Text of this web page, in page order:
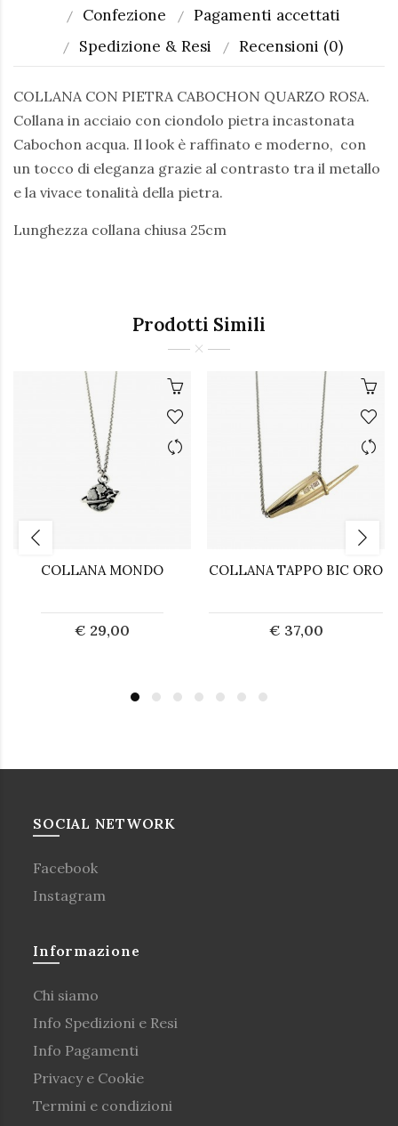
Confezione
Pagamenti accettati
Spedizione & Resi
Recensioni (0)
COLLANA CON PIETRA CABOCHON QUARZO ROSA.
Collana in acciaio con ciondolo pietra incastonata
Cabochon acqua. Il look è raffinato e moderno, con
un tocco di eleganza grazie al contrasto tra il metallo
e la vivace tonalità della pietra.
Lunghezza collana chiusa 25cm
Prodotti Simili
COLLANA MONDO
€ 29,00
COLLANA TAPPO BIC ORO
€ 37,00
SOCIAL NETWORK
Facebook
Instagram
Informazione
Chi siamo
Info Spedizioni e Resi
Info Pagamenti
Privacy e Cookie
Termini e condizioni